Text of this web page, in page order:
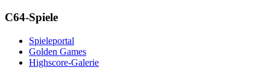
C64-Spiele
Spieleportal
Golden Games
Highscore-Galerie